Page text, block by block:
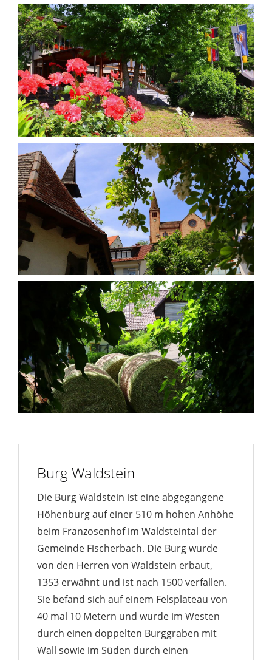
Burg Waldstein
Die Burg Waldstein ist eine abgegangene
Höhenburg auf einer 510 m hohen Anhöhe
beim Franzosenhof im Waldsteintal der
Gemeinde Fischerbach. Die Burg wurde
von den Herren von Waldstein erbaut,
1353 erwähnt und ist nach 1500 verfallen.
Sie befand sich auf einem Felsplateau von
40 mal 10 Metern und wurde im Westen
durch einen doppelten Burggraben mit
Wall sowie im Süden durch einen